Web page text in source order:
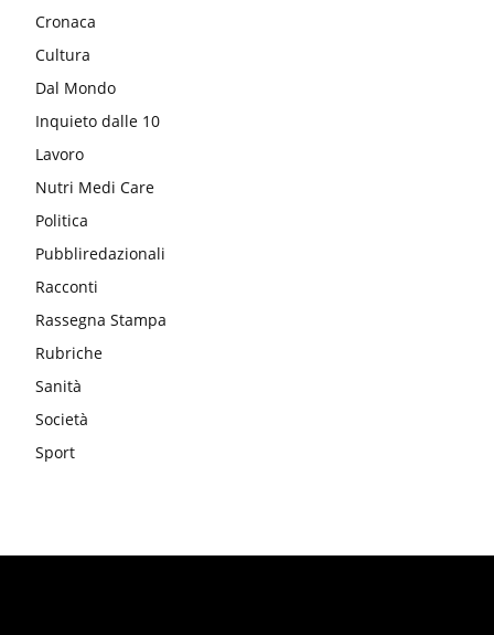
Cronaca
Cultura
Dal Mondo
Inquieto dalle 10
Lavoro
Nutri Medi Care
Politica
Pubbliredazionali
Racconti
Rassegna Stampa
Rubriche
Sanità
Società
Sport